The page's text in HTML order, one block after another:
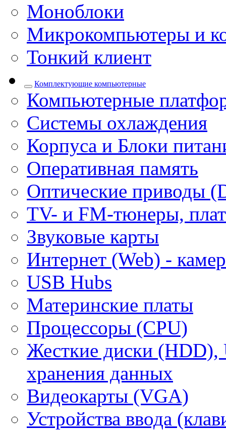
Моноблоки
Микрокомпьютеры и
Тонкий клиент
Комплектующие компьютерные
Компьютерные
Системы охлаждения
Корпуса и Блоки
Оперативная память
Оптические приводы
ТV- и FM-тюнеры,
Звуковые карты
Интернет (Web) -
USB Hubs
Материнские платы
Процессоры (CPU)
Жесткие диски (HDD),
хранения данных
Видеокарты (VGA)
Устройства ввода